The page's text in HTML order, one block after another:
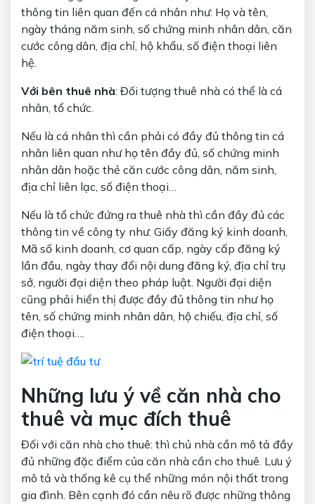
thông tin liên quan đến cá nhân như: Họ và tên,
ngày tháng năm sinh, số chứng minh nhân dân, căn
cước công dân, địa chỉ, hộ khẩu, số điện thoại liên
hệ.
Với bên thuê nhà: Đối tượng thuê nhà có thể là cá
nhân, tổ chức.
Nếu là cá nhân thì cần phải có đầy đủ thông tin cá
nhân liên quan như họ tên đầy đủ, số chứng minh
nhân dân hoặc thẻ căn cước công dân, năm sinh,
địa chỉ liên lạc, số điện thoại…
Nếu là tổ chức đứng ra thuê nhà thì cần đầy đủ các
thông tin về công ty như: Giấy đăng ký kinh doanh,
Mã số kinh doanh, cơ quan cấp, ngày cấp đăng ký
lần đầu, ngày thay đổi nội dung đăng ký, địa chỉ trụ
sở, người đại diện theo pháp luật. Người đại diện
cũng phải hiển thị được đầy đủ thông tin như họ
tên, số chứng minh nhân dân, hộ chiếu, địa chỉ, số
điện thoại….
Những lưu ý về căn nhà cho
thuê và mục đích thuê
Đối với căn nhà cho thuê: thì chủ nhà cần mô tả đầy
đủ những đặc điểm của căn nhà cần cho thuê. Lưu ý
mô tả và thống kê cụ thể những món nội thất trong
gia đình. Bên cạnh đó cần nêu rõ được những thông